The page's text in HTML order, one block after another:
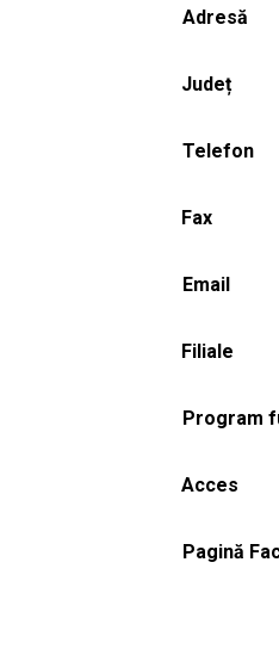
Adresă
Județ
Telefon
Fax
Email
Filiale
Program
Acces
Pagină